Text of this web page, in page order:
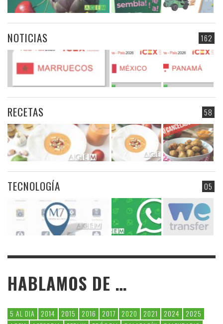
162
NOTICIAS
58
RECETAS
05
TECNOLOGÍA
HABLAMOS DE …
5 AL DIA 2014 2015 2016 2017 2020 2021 2024
2025